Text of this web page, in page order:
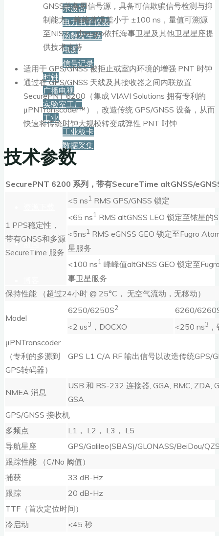
示波器
电力电子仪表
函数发生器
电源
信号记录
时钟
广播电视
实验室工厂
工业
工业板卡
数据采集
新闻
GNSS的备用信号源，具备可信欺骗信号检测与抑
制能力，峰峰值误差小于 ±100 ns，量值可溯源
至NIST，由Fugro依托海事卫星及其他卫星星座提
供技术支持
适用于 GPS/GNSS 被拒止或室内环境的增强 PNT 时钟
通过在 GPS/GNSS 天线及其接收器之间内联放置
SecurePNT 6200（集成 VIAVI Solutions 拥有专利的
μPNTranscoder™），改造传统 GPS/GNSS 设备，从而
快速将传统时钟大规模转变成弹性 PNT 时钟
技术参数
SecurePNT 6200 系列，带有SecureTime altGNSS/
1 PPS稳定性，
带有GNSS和多源
SecureTime 服务
<5 ns1 RMS GPS/GNSS 锁定
<65 ns1 RMS altGNSS LEO 锁定至铱星的
<5ns1 RMS eGNSS GEO 锁定至Fugro
星服务
<100 ns1 峰峰值altGNSS GEO 锁定至
事卫星服务
保持性能 （超过24小时 @ 25°C， 无空气流动，无移动）
Model
6250/6250S2
6260/
<2 us3 ，DOCXO <250 ns3
μPNTranscoder
（专利的多源到
GPS转码器）
GPS L1 C/A RF 输出信号以改造传统GPS/
NMEA 消息
USB 和 RS-232 连接器, GGA, RMC, ZDA,
GSA
GPS/GNSS 接收机
多频点
L1， L2， L3， L5
导航星座
GPS/Galileo(SBAS)/GLONASS/BeiDou/
跟踪性能 （C/No 阈值）
捕获
33 dB-Hz
跟踪
20 dB-Hz
TTF（首次定位时间）
冷启动
<45 秒